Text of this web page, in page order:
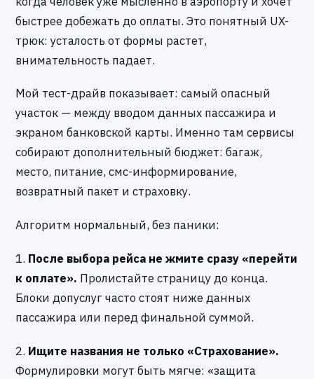
быстрее добежать до оплаты. Это понятный UX-
трюк: усталость от формы растет,
внимательность падает.
Мой тест-драйв показывает: самый опасный
участок — между вводом данных пассажира и
экраном банковской карты. Именно там сервисы
собирают дополнительный бюджет: багаж,
место, питание, смс-информирование,
возвратный пакет и страховку.
Алгоритм нормальный, без паники:
1. После выбора рейса не жмите сразу «перейти
к оплате». Пролистайте страницу до конца.
Блоки допуслуг часто стоят ниже данных
пассажира или перед финальной суммой.
2. Ищите названия не только «Страхование».
Формулировки могут быть мягче: «защита